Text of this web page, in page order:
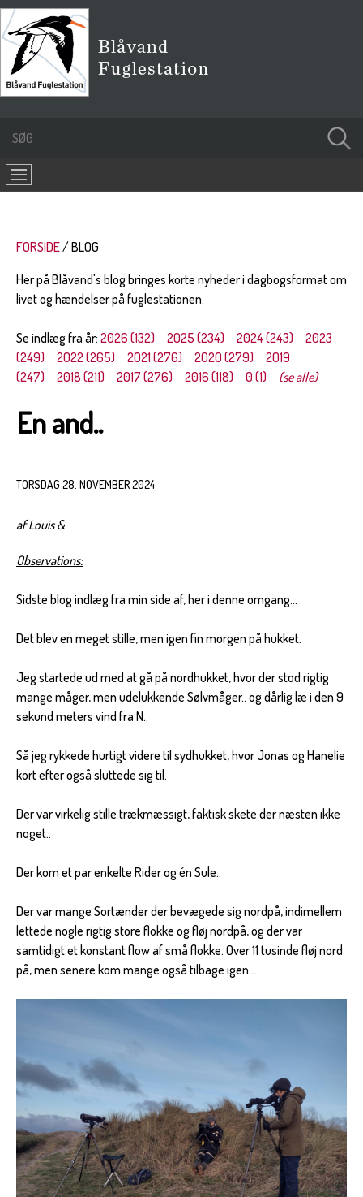
FORSIDE
BLOG
Her på Blåvand's blog bringes korte nyheder i dagbogsformat om
livet og hændelser på fuglestationen.
Se indlæg fra år: 2026 (132) 2025 (234) 2024 (243)
2023
(249)
2022 (265) 2021 (276) 2020 (279)
2019
(247)
2018 (211) 2017 (276) 2016 (118) 0 (1) (se alle)
En and..
TORSDAG 28. NOVEMBER 2024
af Louis &
Observations:
Sidste blog indlæg fra min side af, her i denne omgang…
Det blev en meget stille, men igen fin morgen på hukket.
Jeg startede ud med at gå på nordhukket, hvor der stod rigtig
mange måger, men udelukkende Sølvmåger.. og dårlig læ i den 9
sekund meters vind fra N..
Så jeg rykkede hurtigt videre til sydhukket, hvor Jonas og Hanelie
kort efter også sluttede sig til.
Der var virkelig stille trækmæssigt, faktisk skete der næsten ikke
noget..
Der kom et par enkelte Rider og én Sule..
Der var mange Sortænder der bevægede sig nordpå, indimellem
lettede nogle rigtig store flokke og fløj nordpå, og der var
samtidigt et konstant flow af små flokke. Over 11 tusinde fløj nord
på, men senere kom mange også tilbage igen…